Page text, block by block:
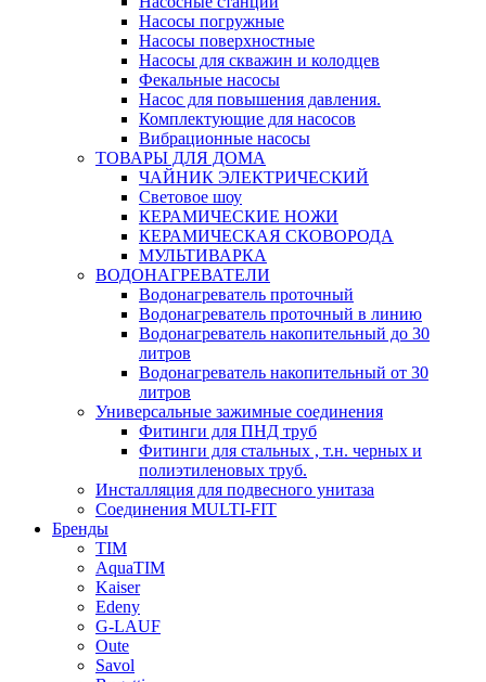
Насосы погружные
Насосы поверхностные
Насосы для скважин и колодцев
Фекальные насосы
Насос для повышения давления.
Комплектующие для насосов
Вибрационные насосы
ТОВАРЫ ДЛЯ ДОМА
ЧАЙНИК ЭЛЕКТРИЧЕСКИЙ
Световое шоу
КЕРАМИЧЕСКИЕ НОЖИ
КЕРАМИЧЕСКАЯ СКОВОРОДА
МУЛЬТИВАРКА
ВОДОНАГРЕВАТЕЛИ
Водонагреватель проточный
Водонагреватель проточный в линию
Водонагреватель накопительный до 30
литров
Водонагреватель накопительный от 30
литров
Универсальные зажимные соединения
Фитинги для ПНД труб
Фитинги для стальных , т.н. черных и
полиэтиленовых труб.
Инсталляция для подвесного унитаза
Соединения MULTI-FIT
Бренды
TIM
AquaTIM
Kaiser
Edeny
G-LAUF
Oute
Savol